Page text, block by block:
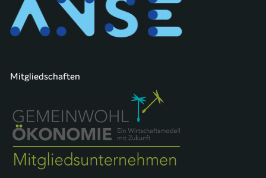
Mitgliedschaften